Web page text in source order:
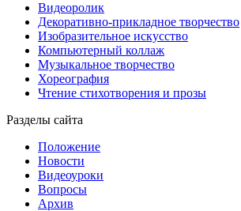
Видеоролик
Декоративно-прикладное творчество
Изобразительное искусство
Компьютерный коллаж
Музыкальное творчество
Хореография
Чтение стихотворения и прозы
Разделы сайта
Положение
Новости
Видеоуроки
Вопросы
Архив